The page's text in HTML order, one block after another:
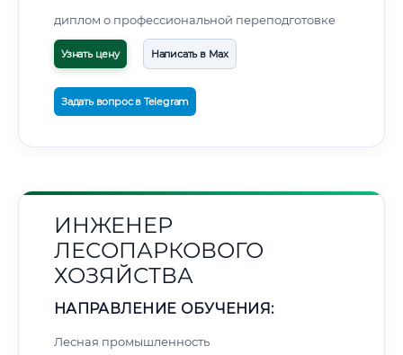
диплом о профессиональной переподготовке
Узнать цену Написать в Max
Задать вопрос в Telegram
ИНЖЕНЕР
ЛЕСОПАРКОВОГО
ХОЗЯЙСТВА
НАПРАВЛЕНИЕ ОБУЧЕНИЯ:
Лесная промышленность